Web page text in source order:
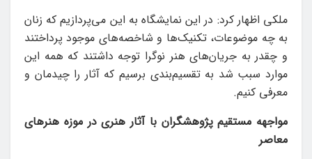
ملکی اظهار کرد: در این نمایشگاه به این می‌پردازیم که زنان
به چه موضوعات، تکنیک‌ها و شاخصه‌های موجود پرداختند
و چقدر به جریان‌های هنر نوگرا توجه داشتند که همه این
موارد سبب شد به تقسیم‌بندی برسیم که آثار را چیدمان و
معرفی کنیم.
مواجهه مستقیم پژوهشگران با آثار هنری در موزه هنرهای
معاصر